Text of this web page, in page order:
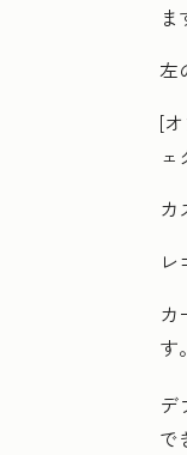
ま
左
[
ェ
カ
カ
す。
デ
で